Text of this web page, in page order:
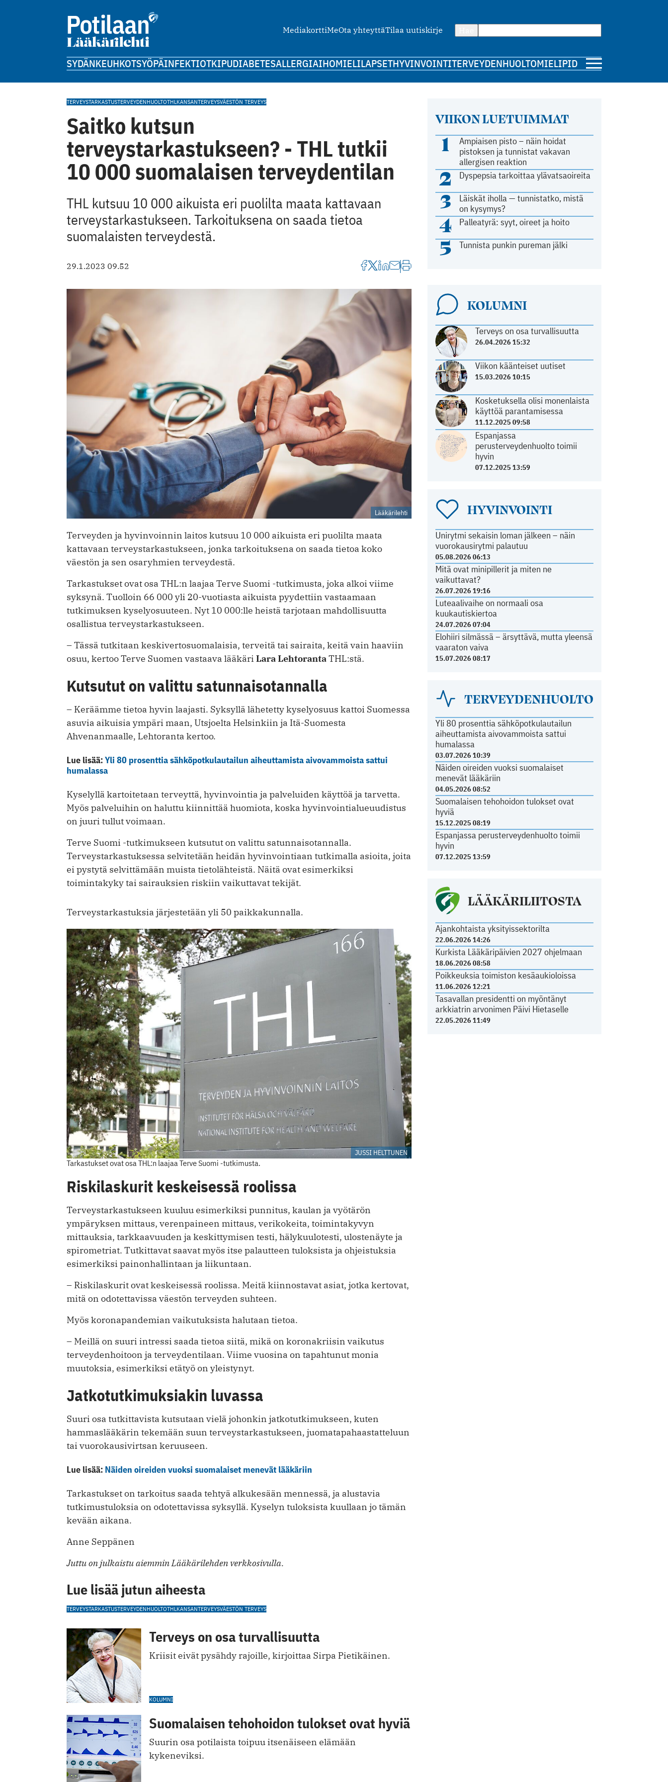
MediakorttiMeOta yhteyttäTilaa uutiskirje
SYDÄNKEUHKOTSYÖPÄINFEKTIOTKIPUDIABETESALLERGIAIHOMIELILAPSETHYVINVOINTITERVEYDENHUOLTOMIELIPIDE
VIIKON LUETUIMMAT
1
Ampiaisen pisto – näin hoidat
pistoksen ja tunnistat vakavan
allergisen reaktion
2 Dyspepsia tarkoittaa ylävatsaoireita
3
Läiskät iholla — tunnistatko, mistä
on kysymys?
4 Palleatyrä: syyt, oireet ja hoito
5 Tunnista punkin pureman jälki
KOLUMNI
Terveys on osa turvallisuutta
26.04.2026 15:32
Viikon käänteiset uutiset
15.03.2026 10:15
Kosketuksella olisi monenlaista
käyttöä parantamisessa
11.12.2025 09:58
Espanjassa
perusterveydenhuolto toimii
hyvin
07.12.2025 13:59
HYVINVOINTI
Unirytmi sekaisin loman jälkeen – näin
vuorokausirytmi palautuu
05.08.2026 06:13
Mitä ovat minipillerit ja miten ne
vaikuttavat?
26.07.2026 19:16
Luteaalivaihe on normaali osa
kuukautiskiertoa
24.07.2026 07:04
Elohiiri silmässä – ärsyttävä, mutta yleensä
vaaraton vaiva
15.07.2026 08:17
TERVEYDENHUOLTO
Yli 80 prosenttia sähköpotkulautailun
aiheuttamista aivovammoista sattui
humalassa
03.07.2026 10:39
Näiden oireiden vuoksi suomalaiset
menevät lääkäriin
04.05.2026 08:52
Suomalaisen tehohoidon tulokset ovat
hyviä
15.12.2025 08:19
Espanjassa perusterveydenhuolto toimii
hyvin
07.12.2025 13:59
LÄÄKÄRILIITOSTA
Ajankohtaista yksityissektorilta
22.06.2026 14:26
Kurkista Lääkäripäivien 2027 ohjelmaan
18.06.2026 08:58
Poikkeuksia toimiston kesäaukioloissa
11.06.2026 12:21
Tasavallan presidentti on myöntänyt
arkkiatrin arvonimen Päivi Hietaselle
22.05.2026 11:49
TERVEYSTARKASTUSTERVEYDENHUOLTOTHL KANSANTERVEYSVÄESTÖN TERVEYS
Saitko kutsun
terveystarkastukseen? ­­­- THL tutkii
10 000 suomalaisen terveydentilan
THL kutsuu 10 000 aikuista eri puolilta maata kattavaan
terveystarkastukseen. Tarkoituksena on saada tietoa
suomalaisten terveydestä.
29.1.2023 09.52
Lääkärilehti
Terveyden ja hyvinvoinnin laitos kutsuu 10 000 aikuista eri puolilta maata
kattavaan terveystarkastukseen, jonka tarkoituksena on saada tietoa koko
väestön ja sen osaryhmien terveydestä.
Tarkastukset ovat osa THL:n laajaa Terve Suomi -tutkimusta, joka alkoi viime
syksynä. Tuolloin 66 000 yli 20-vuotiasta aikuista pyydettiin vastaamaan
tutkimuksen kyselyosuuteen. Nyt 10 000:lle heistä tarjotaan mahdollisuutta
osallistua terveystarkastukseen.
– Tässä tutkitaan keskivertosuomalaisia, terveitä tai sairaita, keitä vain haaviin
osuu, kertoo Terve Suomen vastaava lääkäri Lara LehtorantaTHL:stä.
Kutsutut on valittu satunnaisotannalla
– Keräämme tietoa hyvin laajasti. Syksyllä lähetetty kyselyosuus kattoi Suomessa
asuvia aikuisia ympäri maan, Utsjoelta Helsinkiin ja Itä-Suomesta
Ahvenanmaalle, Lehtoranta kertoo.
Lue lisää:Yli 80 prosenttia sähköpotkulautailun aiheuttamista aivovammoista sattui
humalassa
Kyselyllä kartoitetaan terveyttä, hyvinvointia ja palveluiden käyttöä ja tarvetta.
Myös palveluihin on haluttu kiinnittää huomiota, koska hyvinvointialueuudistus
on juuri tullut voimaan.
Terve Suomi -tutkimukseen kutsutut on valittu satunnaisotannalla.
Terveystarkastuksessa selvitetään heidän hyvinvointiaan tutkimalla asioita, joita
ei pystytä selvittämään muista tietolähteistä. Näitä ovat esimerkiksi
toimintakyky tai sairauksien riskiin vaikuttavat tekijät.
Terveystarkastuksia järjestetään yli 50 paikkakunnalla.
JUSSI HELTTUNEN
Tarkastukset ovat osa THL:n laajaa Terve Suomi -tutkimusta.
Riskilaskurit keskeisessä roolissa
Terveystarkastukseen kuuluu esimerkiksi punnitus, kaulan ja vyötärön
ympäryksen mittaus, verenpaineen mittaus, verikokeita, toimintakyvyn
mittauksia, tarkkaavuuden ja keskittymisen testi, hälykuulotesti, ulostenäyte ja
spirometriat. Tutkittavat saavat myös itse palautteen tuloksista ja ohjeistuksia
esimerkiksi painonhallintaan ja liikuntaan.
– Riskilaskurit ovat keskeisessä roolissa. Meitä kiinnostavat asiat, jotka kertovat,
mitä on odotettavissa väestön terveyden suhteen.
Myös koronapandemian vaikutuksista halutaan tietoa.
– Meillä on suuri intressi saada tietoa siitä, mikä on koronakriisin vaikutus
terveydenhoitoon ja terveydentilaan. Viime vuosina on tapahtunut monia
muutoksia, esimerkiksi etätyö on yleistynyt.
Jatkotutkimuksiakin luvassa
Suuri osa tutkittavista kutsutaan vielä johonkin jatkotutkimukseen, kuten
hammaslääkärin tekemään suun terveystarkastukseen, juomatapahaastatteluun
tai vuorokausivirtsan keruuseen.
Lue lisää: Näiden oireiden vuoksi suomalaiset menevät lääkäriin
Tarkastukset on tarkoitus saada tehtyä alkukesään mennessä, ja alustavia
tutkimustuloksia on odotettavissa syksyllä. Kyselyn tuloksista kuullaan jo tämän
kevään aikana.
Anne Seppänen
Juttu on julkaistu aiemmin Lääkärilehden verkkosivulla.
Lue lisää jutun aiheesta
TERVEYSTARKASTUSTERVEYDENHUOLTOTHLKANSANTERVEYSVÄESTÖN TERVEYS
Terveys on osa turvallisuutta
Kriisit eivät pysähdy rajoille, kirjoittaa Sirpa Pietikäinen.
KOLUMNI
Suomalaisen tehohoidon tulokset ovat hyviä
Suurin osa potilaista toipuu itsenäiseen elämään
kykeneviksi.